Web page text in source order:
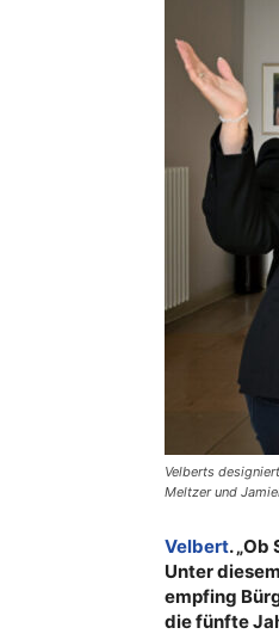
Velberts
Meltzer und
Velbert.
Unter
empfing
die fünfte